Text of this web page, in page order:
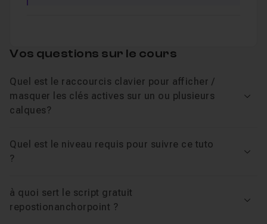
Vos questions sur le cours
Quel est le raccourcis clavier pour afficher /
masquer les clés actives sur un ou plusieurs
calques?
Quel est le niveau requis pour suivre ce tuto
?
à quoi sert le script gratuit
repostionanchorpoint ?